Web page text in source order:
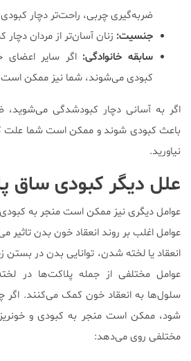
ضربه‌گیری چربی، راحت‌تر دچار
جنسیت: زنان آسان‌تر از مردان
سابقه خانوادگی: اگر سایر اعضای
کبودی می‌شوند، شما نیز ممکن است
اگر به آسانی دچار کبودشدگی می‌شوید،
باعث کبودی شوند و ممکن است شما علت
نیاورید.
علل دیگر کبودی ساق
عوامل دیگری نیز ممکن است منجر به
عوامل اغلب بر روند انعقاد خون بدن تاثیر
انعقاد یا لخته شدن، توانایی بدن در
عوامل مختلفی از جمله پلاکت‌ها در
سلول‌ها به انعقاد خون کمک می‌کنند. اگر
شود، ممکن است منجر به کبودی و
مختلفی روی می‌دهد: